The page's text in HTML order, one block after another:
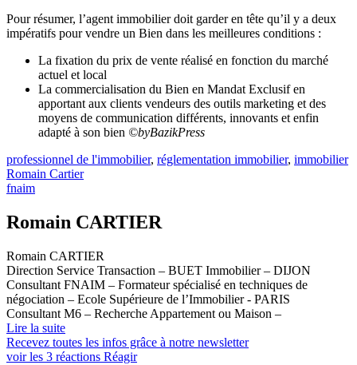
Pour résumer, l’agent immobilier doit garder en tête qu’il y a deux
impératifs pour vendre un Bien dans les meilleures conditions :
La fixation du prix de vente réalisé en fonction du marché
actuel et local
La commercialisation du Bien en Mandat Exclusif en
apportant aux clients vendeurs des outils marketing et des
moyens de communication différents, innovants et enfin
adapté à son bien ©byBazikPress
professionnel de l'immobilier, réglementation immobilier, immobilier
Romain Cartier
fnaim
Romain CARTIER
Romain CARTIER
Direction Service Transaction – BUET Immobilier – DIJON
Consultant FNAIM – Formateur spécialisé en techniques de
négociation – Ecole Supérieure de l’Immobilier - PARIS
Consultant M6 – Recherche Appartement ou Maison –
Lire la suite
Recevez toutes les infos grâce à notre newsletter
voir les 3 réactions Réagir